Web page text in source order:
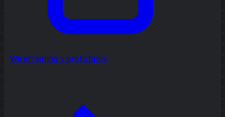
Wireframing y prototipos